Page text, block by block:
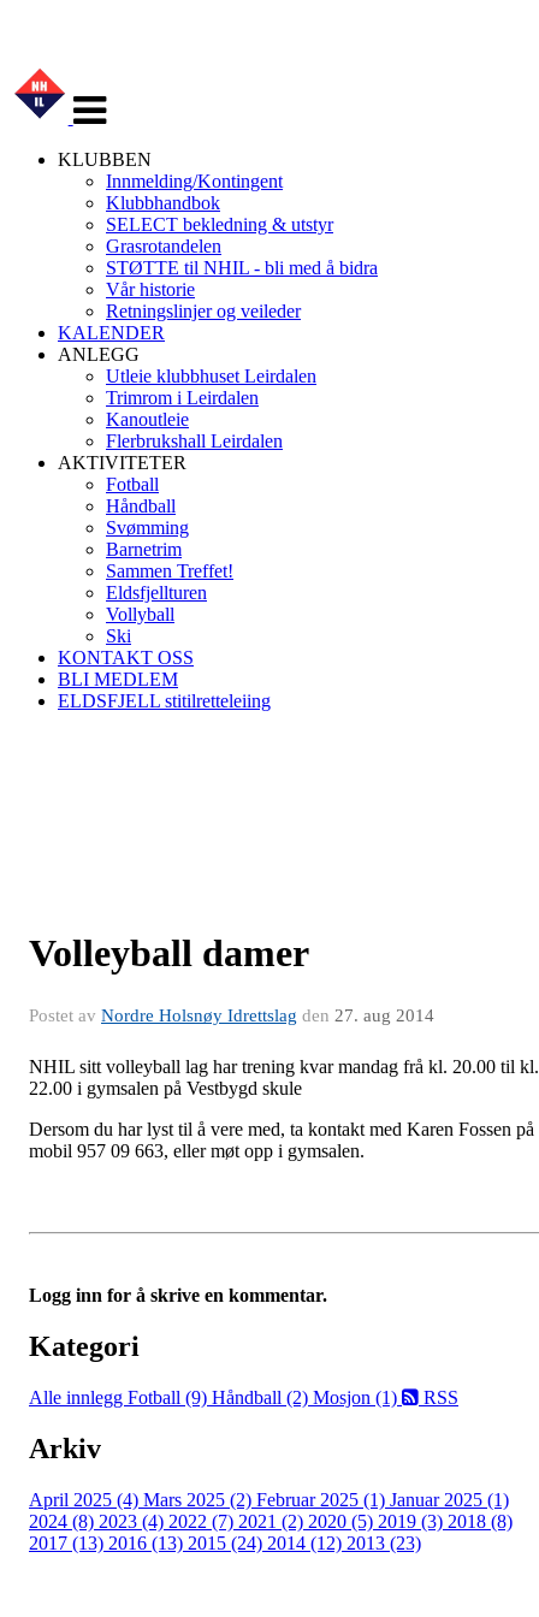
navigasjon
KLUBBEN
Innmelding/Kontingent
Klubbhandbok
SELECT bekledning & utstyr
Grasrotandelen
STØTTE til NHIL - bli med å bidra
Vår historie
Retningslinjer og veileder
KALENDER
ANLEGG
Utleie klubbhuset Leirdalen
Trimrom i Leirdalen
Kanoutleie
Flerbrukshall Leirdalen
AKTIVITETER
Fotball
Håndball
Svømming
Barnetrim
Sammen Treffet!
Eldsfjellturen
Vollyball
Ski
KONTAKT OSS
BLI MEDLEM
ELDSFJELL stitilretteleiing
Volleyball damer
Postet av Nordre Holsnøy Idrettslag den 27. aug 2014
NHIL sitt volleyball lag har trening kvar mandag frå kl. 20.00 til kl.
22.00 i gymsalen på Vestbygd skule
Dersom du har lyst til å vere med, ta kontakt med Karen Fossen på
mobil 957 09 663, eller møt opp i gymsalen.
Logg inn for å skrive en kommentar.
Kategori
Alle innlegg Fotball (9) Håndball (2) Mosjon (1) RSS
Arkiv
April 2025 (4) Mars 2025 (2) Februar 2025 (1) Januar 2025 (1)
2024 (8) 2023 (4) 2022 (7) 2021 (2) 2020 (5) 2019 (3) 2018 (8)
2017 (13) 2016 (13) 2015 (24) 2014 (12) 2013 (23)